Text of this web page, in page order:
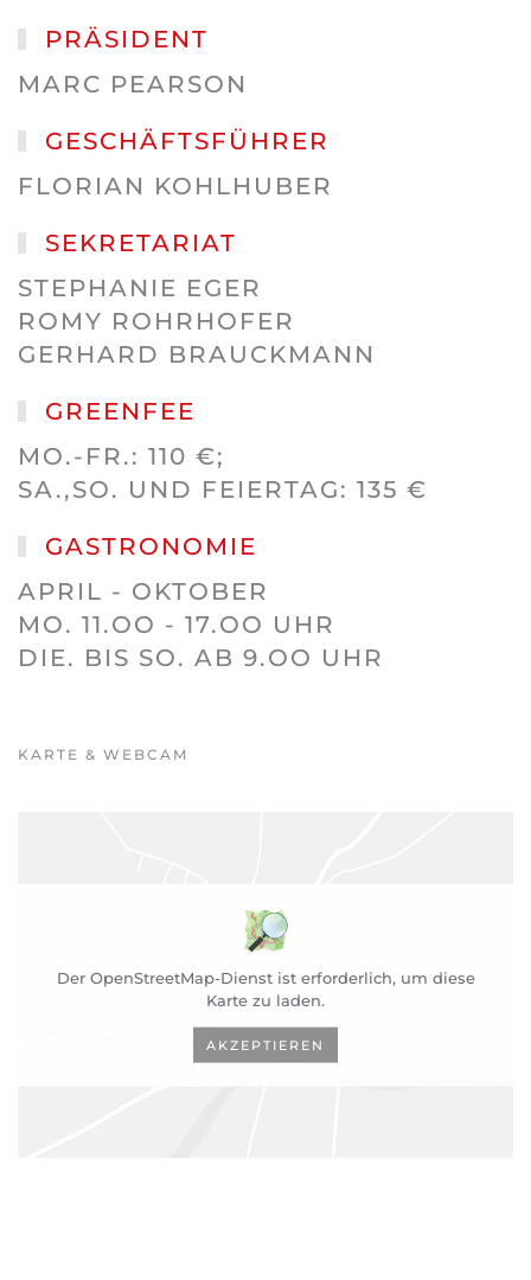
PRÄSIDENT
MARC PEARSON
GESCHÄFTSFÜHRER
FLORIAN KOHLHUBER
SEKRETARIAT
STEPHANIE EGER
ROMY ROHRHOFER
GERHARD BRAUCKMANN
GREENFEE
MO.-FR.: 110 €;
SA.,SO. UND FEIERTAG: 135 €
GASTRONOMIE
APRIL - OKTOBER
MO. 11.OO - 17.OO UHR
DIE. BIS SO. AB 9.OO UHR
KARTE & WEBCAM
Der OpenStreetMap-Dienst ist erforderlich, um diese
Karte zu laden.
AKZEPTIEREN